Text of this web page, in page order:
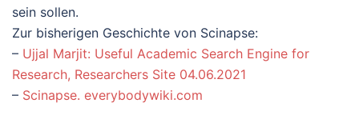
sein sollen.
Zur bisherigen Geschichte von Scinapse:
– Ujjal Marjit: Useful Academic Search Engine for
Research, Researchers Site 04.06.2021
– Scinapse. everybodywiki.com